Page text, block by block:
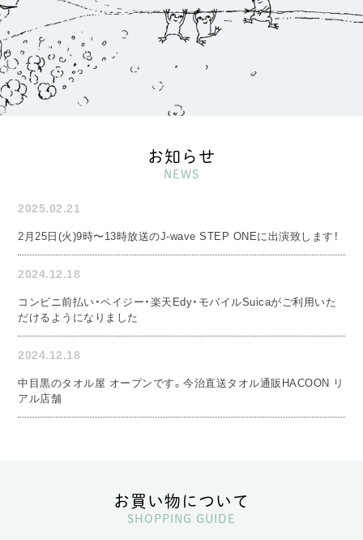
お知らせ
NEWS
2025.02.21
2月25日(火)9時〜13時放送のJ-wave STEP ONEに出演致します！
2024.12.18
コンビニ前払い・ペイジー・楽天Edy・モバイルSuicaがご利用いた
だけるようになりました
2024.12.18
中目黒のタオル屋 オープンです。今治直送タオル通販HACOON リ
アル店舗
お買い物について
SHOPPING GUIDE